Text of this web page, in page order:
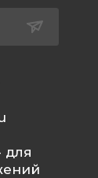
для